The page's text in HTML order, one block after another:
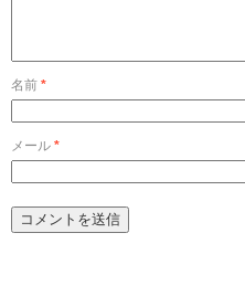
名前 *
メール *